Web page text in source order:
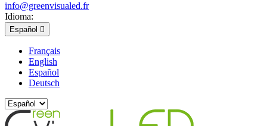
info@greenvisualed.fr
Idioma:
Español 
Français
English
Español
Deutsch